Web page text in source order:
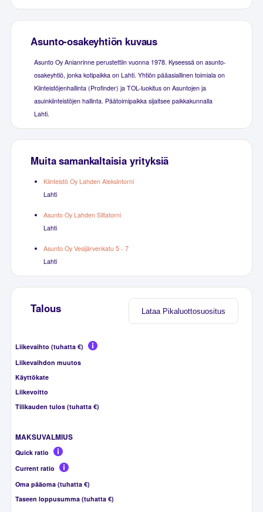
Asunto-osakeyhtiön kuvaus
Asunto Oy Anianrinne perustettiin vuonna 1978. Kyseessä on asunto-
osakeyhtiö, jonka kotipaikka on Lahti. Yhtiön pääasiallinen toimiala on
Kiinteistöjenhallinta (Profinder) ja TOL-luokitus on Asuntojen ja
asuinkiinteistöjen hallinta. Päätoimipaikka sijaitsee paikkakunnalla
Lahti.
Muita samankaltaisia yrityksiä
Kiinteistö Oy Lahden Aleksintorni
Lahti
Asunto Oy Lahden Siltatorni
Lahti
Asunto Oy Vesijärvenkatu 5 - 7
Lahti
Lataa Pikaluottosuositus
Talous
Liikevaihto (tuhatta €)
Liikevaihdon muutos
Käyttökate
Liikevoitto
Tilikauden tulos (tuhatta €)
MAKSUVALMIUS
Quick ratio
Current ratio
Oma pääoma (tuhatta €)
Taseen loppusumma (tuhatta €)